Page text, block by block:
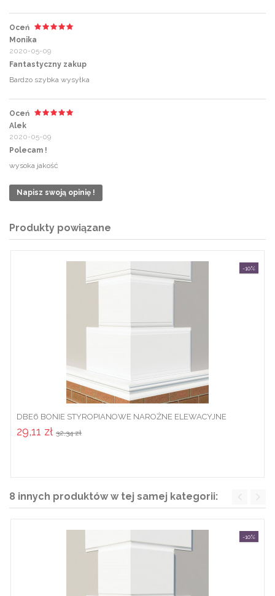
Oceń
Monika
2020-05-09
Fantastyczny zakup
Bardzo szybka wysyłka
Oceń
Alek
2020-05-09
Polecam !
wysoka jakość
Napisz swoją opinię !
Produkty powiązane
-10%
DBE6 BONIE STYROPIANOWE NAROŻNE ELEWACYJNE
29,11 zł 32,34 zł
8 innych produktów w tej samej kategorii:
-10%